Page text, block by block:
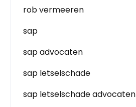
rob vermeeren
sap
sap advocaten
sap letselschade
sap letselschade advocaten